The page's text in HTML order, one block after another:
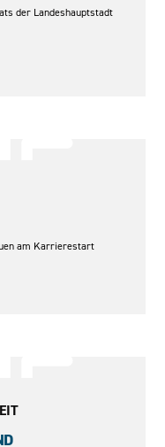
der Landeshauptstadt
am Karrierestart